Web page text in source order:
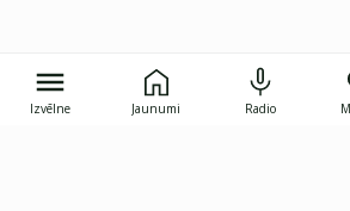
Izvēlne Jaunumi Radio